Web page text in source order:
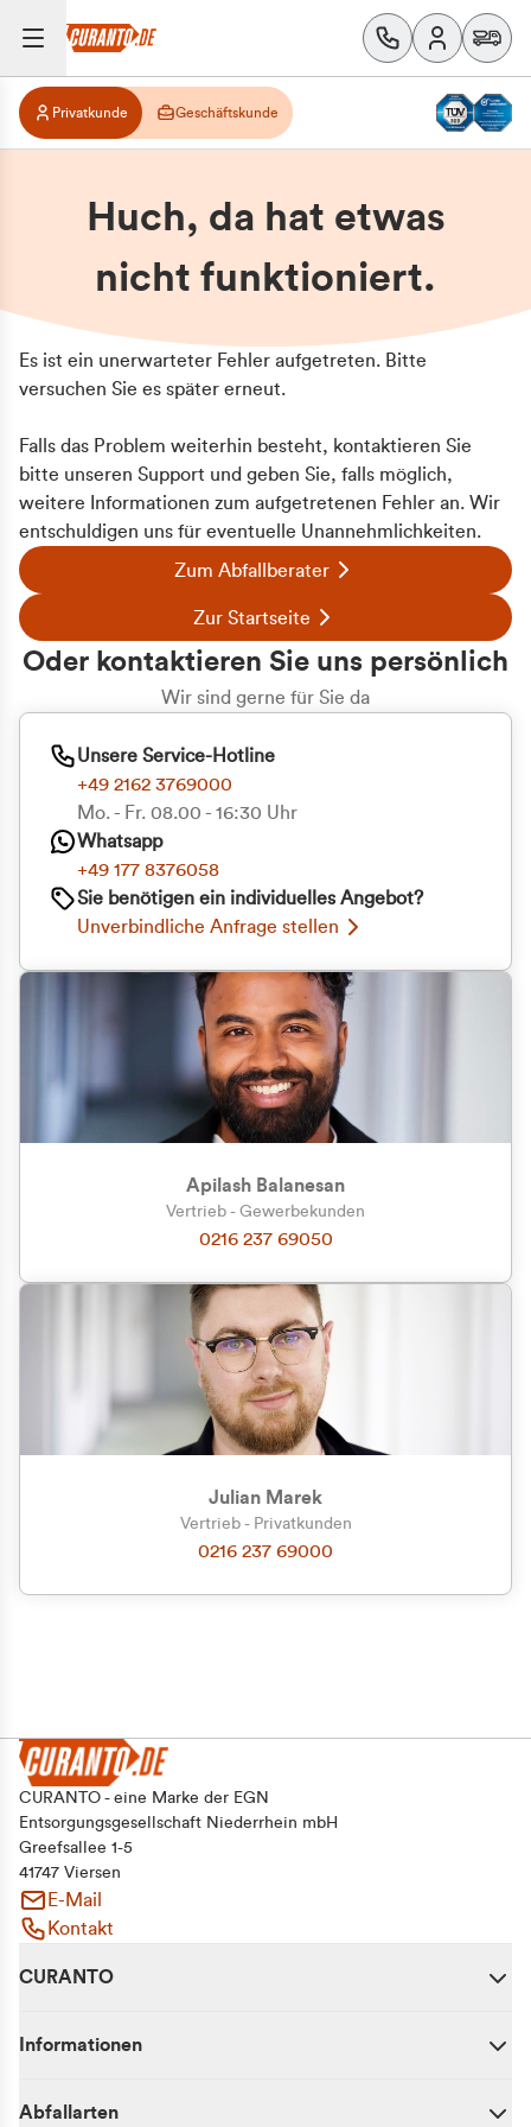
Zu welcher Kundengruppe
gehören Sie?
Privatkunde (inkl. MwSt.)
Geschäftskunde (exkl. MwSt.)
Privatkunde Geschäftskunde
Huch, da hat etwas
nicht funktioniert.
Es ist ein unerwarteter Fehler aufgetreten. Bitte
versuchen Sie es später erneut.
Falls das Problem weiterhin besteht, kontaktieren Sie
bitte unseren Support und geben Sie, falls möglich,
weitere Informationen zum aufgetretenen Fehler an. Wir
entschuldigen uns für eventuelle Unannehmlichkeiten.
Zum Abfallberater
Zur Startseite
Oder kontaktieren Sie uns persönlich
Wir sind gerne für Sie da
Unsere Service-Hotline
+49 2162 3769000
Mo. - Fr. 08.00 - 16:30 Uhr
Whatsapp
+49 177 8376058
Sie benötigen ein individuelles Angebot?
Unverbindliche Anfrage stellen
Apilash Balanesan
Vertrieb - Gewerbekunden
0216 237 69050
Julian Marek
Vertrieb - Privatkunden
0216 237 69000
CURANTO - eine Marke der EGN
Entsorgungsgesellschaft Niederrhein mbH
Greefsallee 1-5
41747 Viersen
E-Mail
Kontakt
CURANTO
Informationen
Abfallarten